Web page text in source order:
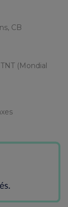
CB
(Mondial